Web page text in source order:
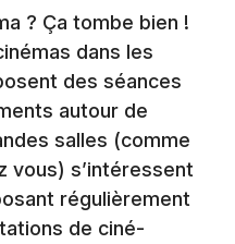
? Ça tombe bien !
dans les
des séances
autour de
salles (comme
vous) s’intéressent
régulièrement
de ciné-